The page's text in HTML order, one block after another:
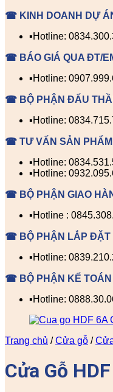
☎ KINH DOANH DỰ
▪️Hotline:
☎ BÁO GIÁ QUA ĐT/
▪️Hotline:
☎ BỘ PHẬN ĐẤU
▪️Hotline:
☎ TƯ VẤN SẢN PHẨM
▪️Hotline:
▪️Hotline:
☎ BỘ PHẬN GIAO
▪️Hotline :
☎ BỘ PHẬN LẮP ĐẶT
▪️Hotline:
☎ BỘ PHẬN KẾ TOÁN
▪️Hotline:
Trang chủ / Cửa gỗ /
Cửa Gỗ